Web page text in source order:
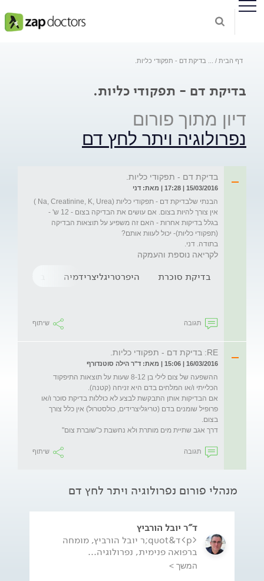
דף הבית בדיקת דם - תפקודי כליות.
בדיקת דם - תפקודי כליות.
דיון מתוך פורום
נפרולוגיה ויתר לחץ דם
בדיקת דם - תפקודי כליות.
15/03/2016 | 17:28 | מאת: דני
אין צורך להיות בצום. אם עושים את הבדיקה בצום - 12 ש' -
בגלל בדיקות אחרות - האם זה משפיע על תוצאות הבדיקה
בתודה. דני.
לקריאה נוספת והעמקה
בדיקת סוכרת היפרטריגליצרידמיה
תגובה שיתוף
RE: בדיקת דם - תפקודי כליות.
16/03/2016 | 15:06 | מאת: ד"ר הילה סוטנדורף
ההשפעה של צום לילי בן 8-12 שעות על תוצאות התיפקוד
אם הבדיקות אותן התבקשת לבצע לא כוללות בדיקת סוכר ו/או
פרופיל שומנים בדם (טריגליצרידים, כולסטרול) אין כלל צורך
דרך אגב שתיית מים מותרת ולא נחשבת כ"שוברת צום"
תגובה שיתוף
מנהלי פורום נפרולוגיה ויתר לחץ דם
ד"ר יובל הורביץ
<p>ד&quot;ר יובל הורביץ, מומחה
ברפואה פנימית, נפרולוגיה...
המשך >